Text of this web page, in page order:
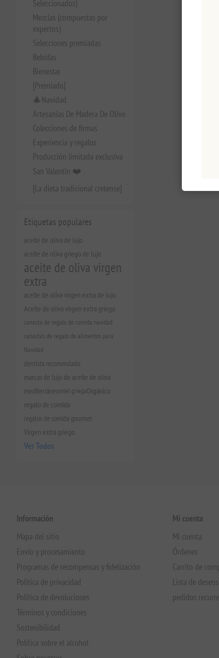
Seleccionados)
Mezclas (compuestas por
expertos)
Selecciones premiadas
Bebidas
Bienestar
[Premiado]
🎄Navidad
Artesanías De Madera De Olivo
Colecciones de firmas
Experiencia y regalos
Producción limitada exclusiva
San Valentín ❤️
[La dieta tradicional cretense]
Etiquetas populares
aceite de oliva de lujo
aceite de oliva griego de lujo
aceite de oliva virgen
extra
aceite de oliva virgen extra de lujo
Aceite de oliva virgen extra griego
canasta de regalo de comida navidad
canastas de regalo de alimentos para
Navidad
dentista recomendado
marcas de lujo de aceite de oliva
mediterráneomiel griegaOrgánico
regalo de comida
regalos de comida gourmet
Virgen extra griego
Ver Todos
Información
Mapa del sitio
Envío y procesamiento
Programas de recompensas y fidelización
Política de privacidad
Política de devoluciones
Términos y condiciones
Sostenibilidad
Política sobre el alcohol
Mi cuenta
Mi cuenta
Órdenes
Carrito de
Lista de deseos
pedidos